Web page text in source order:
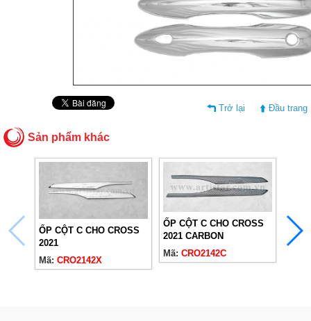
Trở lại Đầu trang
Sản phẩm khác
ỐP CỘT C CHO CROSS
2021
Mã: CRO2142X
ỐP CỘT C CHO CROSS
2021 CARBON
Mã: CRO2142C
Mã: